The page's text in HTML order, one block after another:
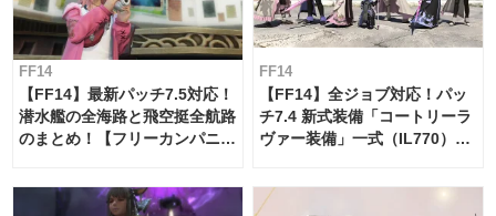
FF14
【FF14】最新パッチ7.5対応！
潜水艦の全海路と飛空挺全航路
のまとめ！【フリーカンパニ
FF14
【FF14】全ジョブ対応！パッ
チ7.4 新式装備「コートリーラ
ヴァー装備」一式（IL770）の